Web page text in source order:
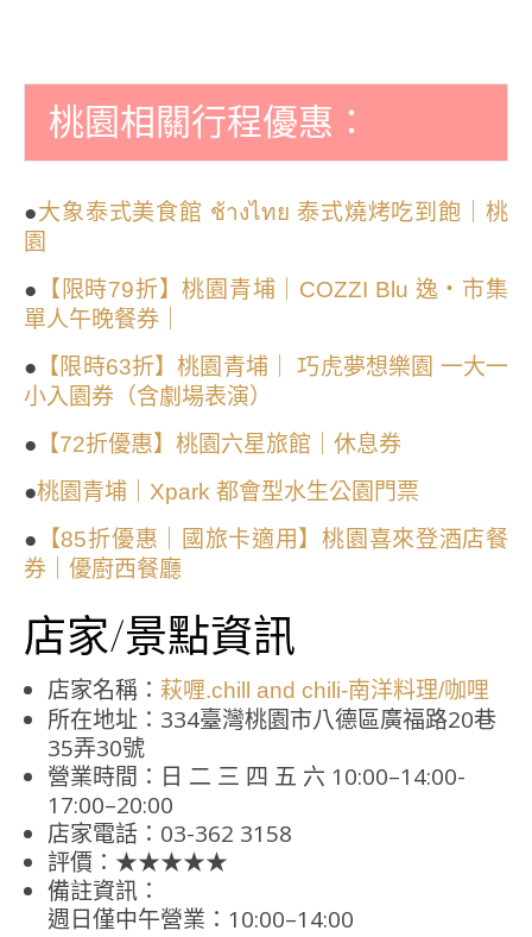
桃園相關行程優惠：
●大象泰式美食館 ช้างไทย 泰式燒烤吃到飽｜桃
園
● 【限時79折】桃園青埔｜COZZI Blu 逸・市集
單人午晚餐券｜
● 【限時63折】桃園青埔｜ 巧虎夢想樂園 一大一
小入園券（含劇場表演）
● 【72折優惠】桃園六星旅館｜休息券
●桃園青埔｜Xpark 都會型水生公園門票
● 【85折優惠｜國旅卡適用】桃園喜來登酒店餐
券｜優廚西餐廳
店家/景點資訊
店家名稱： 萩喱.chill and chili-南洋料理/咖哩
所在地址：334臺灣桃園市八德區廣福路20巷
35弄30號
營業時間：日 二 三 四 五 六 10:00–14:00-
17:00–20:00
店家電話：03-362 3158
評價：★★★★★
備註資訊：
週日僅中午營業：10:00–14:00